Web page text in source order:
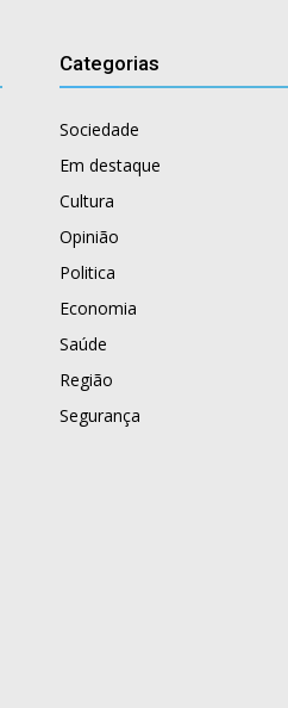
Categorias
Sociedade
Em destaque
Cultura
Opinião
Politica
Economia
Saúde
Região
Segurança